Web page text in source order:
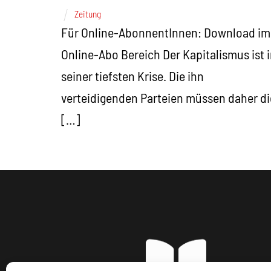
Zeitung
Für Online-AbonnentInnen: Download im
Online-Abo Bereich Der Kapitalismus ist
seiner tiefsten Krise. Die ihn
verteidigenden Parteien müssen daher
[…]